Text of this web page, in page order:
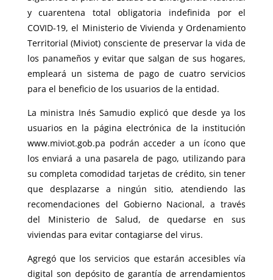
y cuarentena total obligatoria indefinida por el
COVID-19, el Ministerio de Vivienda y Ordenamiento
Territorial (Miviot) consciente de preservar la vida de
los panameños y evitar que salgan de sus hogares,
empleará un sistema de pago de cuatro servicios
para el beneficio de los usuarios de la entidad.
La ministra Inés Samudio explicó que desde ya los
usuarios en la página electrónica de la institución
www.miviot.gob.pa podrán acceder a un ícono que
los enviará a una pasarela de pago, utilizando para
su completa comodidad tarjetas de crédito, sin tener
que desplazarse a ningún sitio, atendiendo las
recomendaciones del Gobierno Nacional, a través
del Ministerio de Salud, de quedarse en sus
viviendas para evitar contagiarse del virus.
Agregó que los servicios que estarán accesibles vía
digital son depósito de garantía de arrendamientos